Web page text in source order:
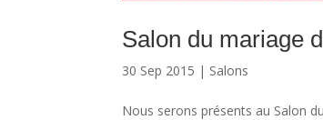
Salon du mariage
30 Sep 2015 | Salons
Nous serons présents au Salon